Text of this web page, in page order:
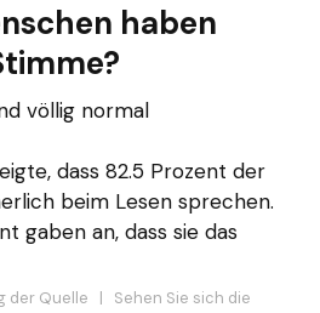
haben
völlig normal
dass 82.5 Prozent der
beim Lesen sprechen.
gaben an, dass sie das
der Quelle | Sehen Sie sich die